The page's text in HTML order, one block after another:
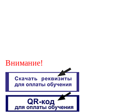
Внимание!